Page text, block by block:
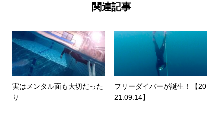
関連記事
実はメンタル面も大切だった
り
フリーダイバーが誕生！【20
21.09.14】